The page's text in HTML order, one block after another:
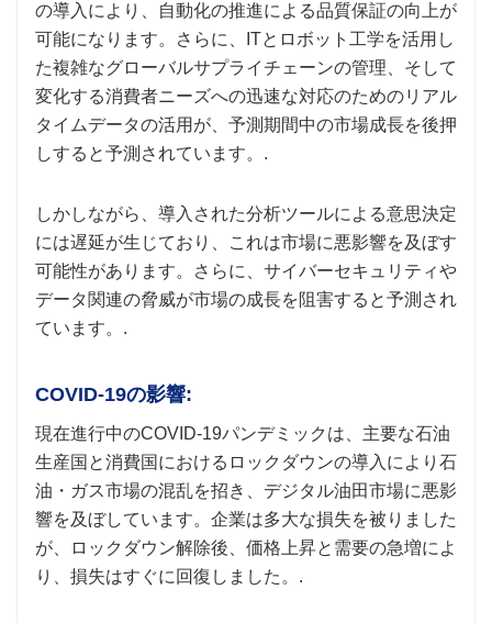
の導入により、自動化の推進による品質保証の向上が
可能になります。さらに、ITとロボット工学を活用し
た複雑なグローバルサプライチェーンの管理、そして
変化する消費者ニーズへの迅速な対応のためのリアル
タイムデータの活用が、予測期間中の市場成長を後押
しすると予測されています。.
しかしながら、導入された分析ツールによる意思決定
には遅延が生じており、これは市場に悪影響を及ぼす
可能性があります。さらに、サイバーセキュリティや
データ関連の脅威が市場の成長を阻害すると予測され
ています。.
COVID-19の影響:
現在進行中のCOVID-19パンデミックは、主要な石油
生産国と消費国におけるロックダウンの導入により石
油・ガス市場の混乱を招き、デジタル油田市場に悪影
響を及ぼしています。企業は多大な損失を被りました
が、ロックダウン解除後、価格上昇と需要の急増によ
り、損失はすぐに回復しました。.